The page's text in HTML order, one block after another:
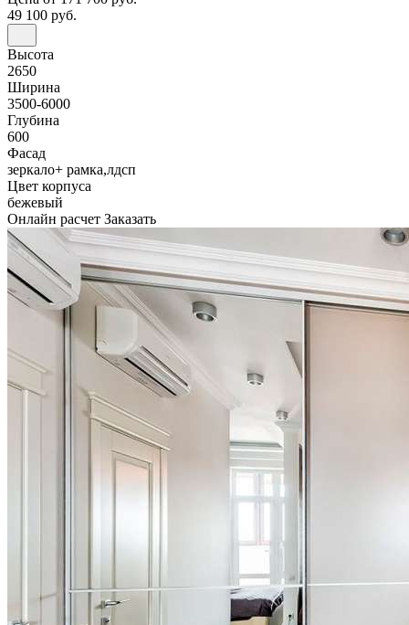
49 100 руб.
Высота
2650
Ширина
3500-6000
Глубина
600
Фасад
зеркало+ рамка,лдсп
Цвет корпуса
бежевый
Онлайн расчет Заказать